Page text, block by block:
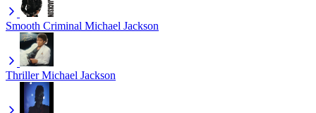
Smooth Criminal Michael Jackson
Thriller Michael Jackson